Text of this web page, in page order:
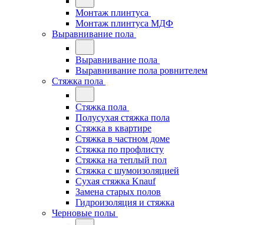
Монтаж плинтуса
Монтаж плинтуса МДФ
Выравнивание пола
Выравнивание пола
Выравнивание пола ровнителем
Стяжка пола
Стяжка пола
Полусухая стяжка пола
Стяжка в квартире
Стяжка в частном доме
Стяжка по профлисту
Стяжка на теплый пол
Стяжка с шумоизоляцией
Сухая стяжка Knauf
Замена старых полов
Гидроизоляция и стяжка
Черновые полы